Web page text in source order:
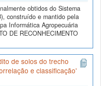
obtidos do Sistema
construído e mantido pela
Informática Agropecuária
DE RECONHECIMENTO
de solos do trecho
e classificação'